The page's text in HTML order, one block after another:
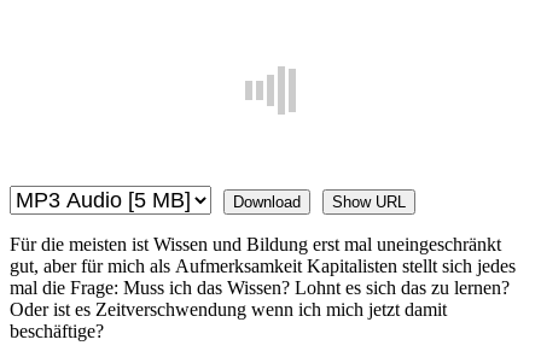
Download Show URL
Für die meisten ist Wissen und Bildung erst mal uneingeschränkt
gut, aber für mich als Aufmerksamkeit Kapitalisten stellt sich jedes
mal die Frage: Muss ich das Wissen? Lohnt es sich das zu lernen?
Oder ist es Zeitverschwendung wenn ich mich jetzt damit
beschäftige?